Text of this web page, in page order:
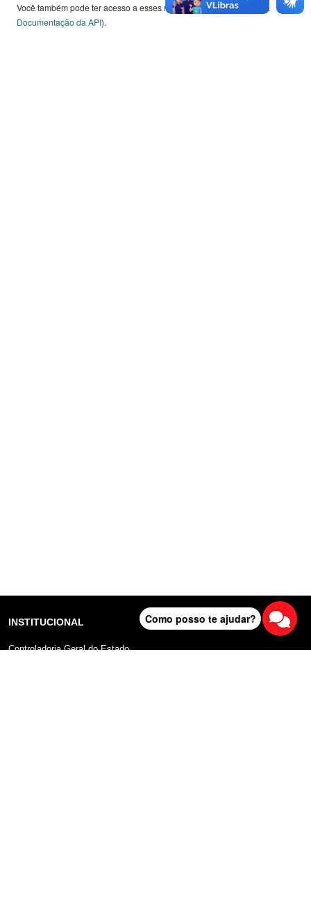
Ensino Médio e Técnico (Cetec) estão disponíveis no
RIC-CPS,...
Você também pode ter acesso a esses registros usando aAPI
(veja
Documentação da API).
INSTITUCIONAL
Controladoria Geral do Estado
Como posso te ajudar?